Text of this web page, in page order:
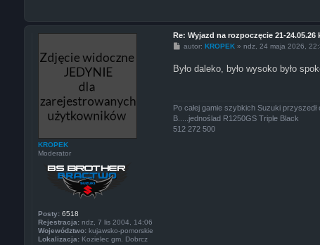
KROPEK
Moderator
Posty: 6518
Rejestracja:ndz, 7 lis 2004, 14:06
Województwo:kujawsko-pomorskie
Lokalizacja:Kozielec gm. Dobrcz
Re: Wyjazd na rozpoczęcie 21-24.05.26
P
t
autor:KROPEK »ndz, 24 maja 2026,
Było daleko, było wysoko było
Po całej gamie szybkich Suzuki
B.....jednoślad R1250GS Triple Black
512 272 500